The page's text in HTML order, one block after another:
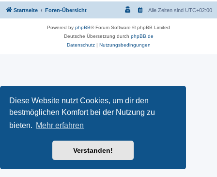
Diese Website nutzt Cookies, um dir den
bestmöglichen Komfort bei der Nutzung zu
bieten. Mehr erfahren
Verstanden!
Startseite Foren-Übersicht Alle Zeiten sind UTC+02:00
Powered by phpBB® Forum Software © phpBB Limited
Deutsche Übersetzung durch phpBB.de
Datenschutz | Nutzungsbedingungen